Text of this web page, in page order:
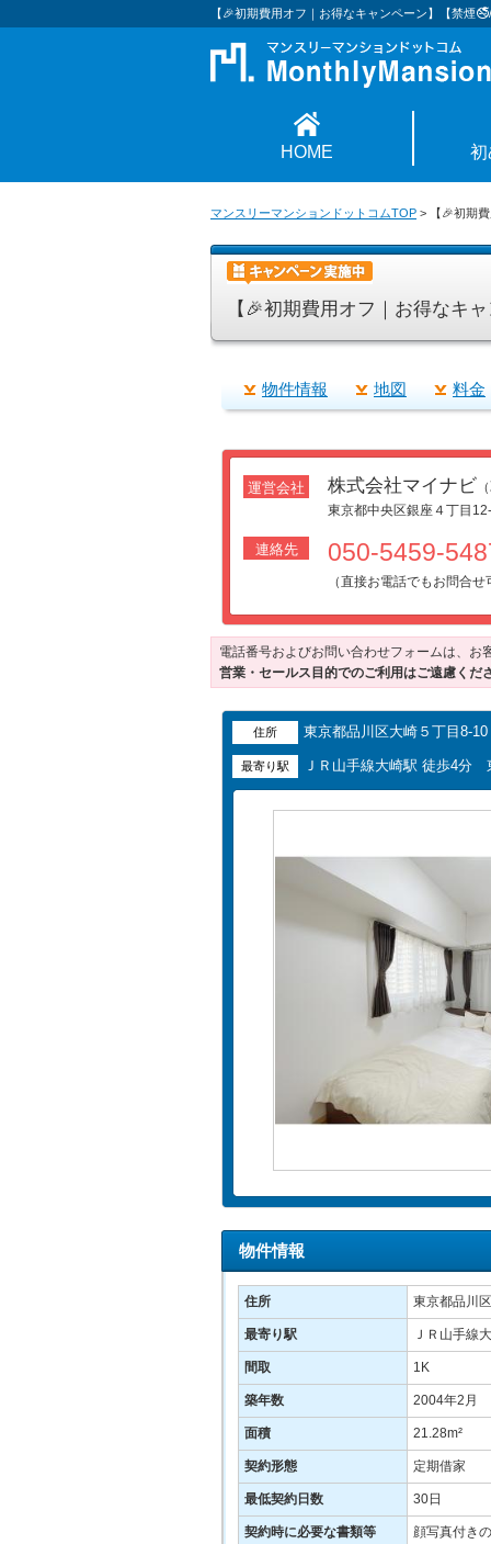
【🎉初期費用オフ｜お得なキャンペーン】【禁煙
HOME 初
マンスリーマンションドットコムTOP > 【🎉初期
【🎉初期費用オフ｜お得なキ
物件情報 地図 料金
運営会社 株式会社マイナビ
東京都中央区銀座４丁目
連絡先 050-5459-
（直接お電話でもお問合
電話番号およびお問い合わせフォームは、お
営業・セールス目的でのご利用はご遠慮くだ
住所 東京都品川区大崎５丁目8-10
最寄り駅 ＪＲ山手線大崎駅 徒歩4分
物件情報
住所 東京都品川
最寄り駅 ＪＲ山手線
間取 1K
築年数 2004年2月
面積 21.28m²
契約形態 定期借家
最低契約日数 30日
契約時に必要な書類等
顔写真付き